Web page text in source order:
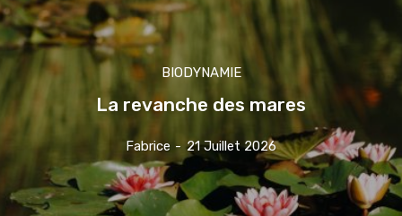
BIODYNAMIE
La revanche des mares
Fabrice - 21 Juillet 2026